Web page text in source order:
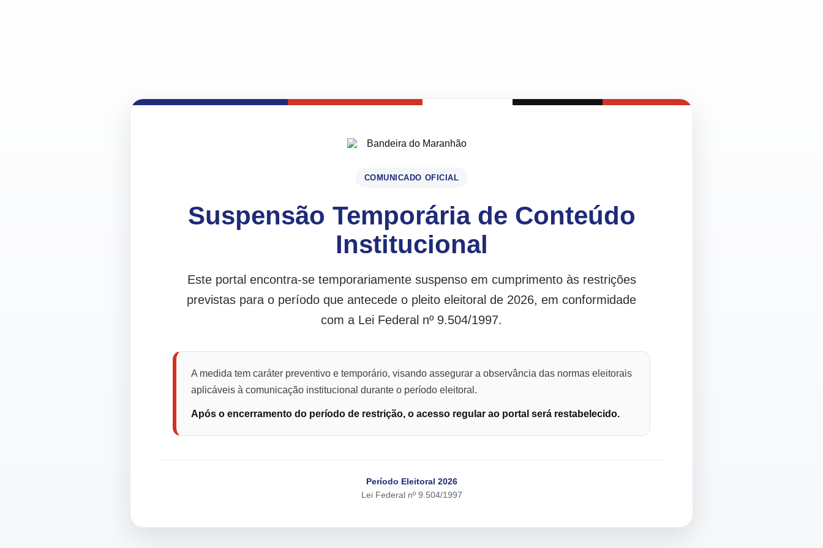
COMUNICADO OFICIAL
Suspensão Temporária de Conteúdo
Institucional
Este portal encontra-se temporariamente suspenso em cumprimento às restrições
previstas para o período que antecede o pleito eleitoral de 2026, em conformidade
com a Lei Federal nº 9.504/1997.
A medida tem caráter preventivo e temporário, visando assegurar a observância das normas eleitorais
aplicáveis à comunicação institucional durante o período eleitoral.
Após o encerramento do período de restrição, o acesso regular ao portal será restabelecido.
Período Eleitoral 2026
Lei Federal nº 9.504/1997